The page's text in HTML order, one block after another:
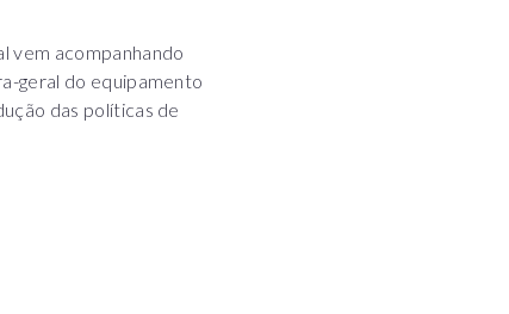
vem acompanhando
geral do equipamento
das políticas de